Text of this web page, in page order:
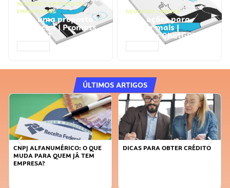
NEGÓCIOS, PROCESSOS
EMPRESARIAIS
Faça uma proposta
comercial | Prompts
ChatGPT
NEGÓCIOS, VENDAS
Faça ações para
vender mais |
Prompts ChatGPT
ÚLTIMOS ARTIGOS
DICAS PARA OBTER CRÉDITO
FAÇA A DIFERENÇA: SEJA